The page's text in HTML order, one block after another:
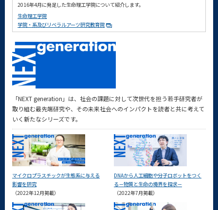
2016年4月に発足した生命理工学院について紹介します。
生命理工学院
学院・系及びリベラルアーツ研究教育院
「NEXT generation」は、社会の課題に対して次世代を担う若手研究者が
取り組む最先端研究や、その未来社会へのインパクトを読者と共に考えて
いく新たなシリーズです。
マイクロプラスチックが生態系に与える
影響を研究
（2022年12月掲載）
DNAから人工細胞や分子ロボットをつく
る－物質と生命の境界を探求－
（2022年7月掲載）